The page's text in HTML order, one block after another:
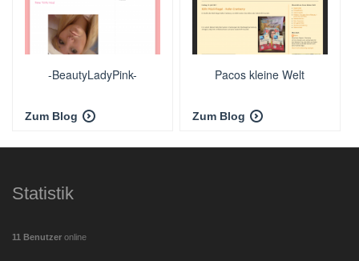
-BeautyLadyPink-
Zum Blog
Pacos kleine Welt
Zum Blog
Statistik
11 Benutzer online